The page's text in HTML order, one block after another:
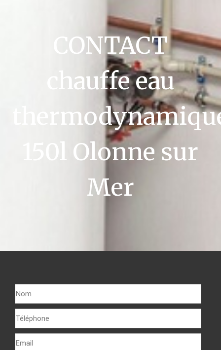
CONTACT
chauffe eau
150l Olonne sur
Mer